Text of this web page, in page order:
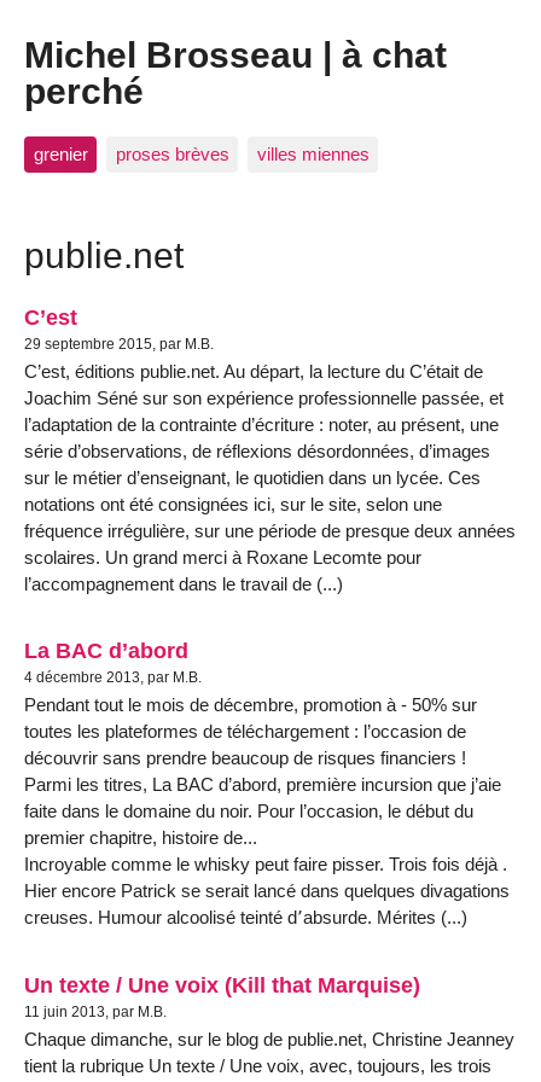
Michel Brosseau | à chat
perché
grenier proses brèves villes miennes
publie.net
C’est
29 septembre 2015, par M.B.
C’est, éditions publie.net. Au départ, la lecture du C’était de
Joachim Séné sur son expérience professionnelle passée, et
l’adaptation de la contrainte d’écriture : noter, au présent, une
série d’observations, de réflexions désordonnées, d’images
sur le métier d’enseignant, le quotidien dans un lycée. Ces
notations ont été consignées ici, sur le site, selon une
fréquence irrégulière, sur une période de presque deux années
scolaires. Un grand merci à Roxane Lecomte pour
l’accompagnement dans le travail de (...)
La BAC d’abord
4 décembre 2013, par M.B.
Pendant tout le mois de décembre, promotion à - 50% sur
toutes les plateformes de téléchargement : l’occasion de
découvrir sans prendre beaucoup de risques financiers !
Parmi les titres, La BAC d’abord, première incursion que j’aie
faite dans le domaine du noir. Pour l’occasion, le début du
premier chapitre, histoire de...
Incroyable comme le whisky peut faire pisser. Trois fois déjà .
Hier encore Patrick se serait lancé dans quelques divagations
creuses. Humour alcoolisé teinté d՚absurde. Mérites (...)
Un texte / Une voix (Kill that Marquise)
11 juin 2013, par M.B.
Chaque dimanche, sur le blog de publie.net, Christine Jeanney
tient la rubrique Un texte / Une voix, avec, toujours, les trois